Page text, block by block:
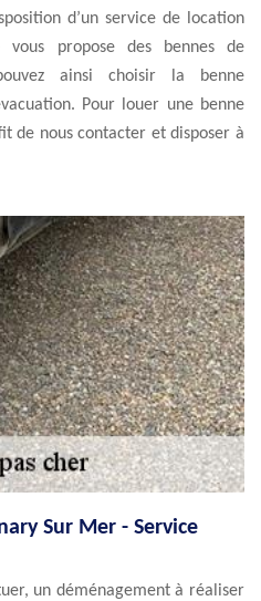
d’un service de location
vous propose des bennes de
ainsi choisir la benne
Pour louer une benne
de nous contacter et disposer à
Sur Mer - Service
un déménagement à réaliser